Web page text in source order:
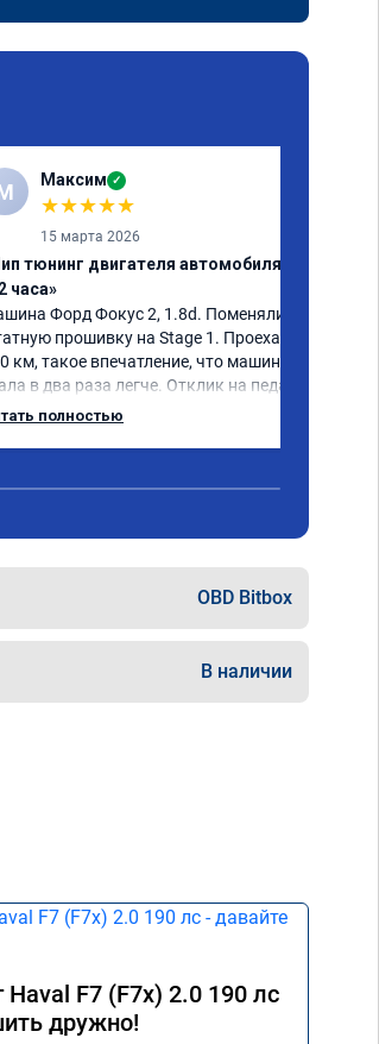
Максим ✓
★★★★★
15 марта 2026
тюнинг двигателя автомобиля за
часа»
Форд Фокус 2, 1.8d. Поменяли
прошивку на Stage 1. Проехал
км, такое впечатление, что машина
в два раза легче. Отклик на педаль
моментальный, при этом появилась
полностью
OBD Bitbox
В наличии
F7 (F7x) 2.0 190 лс
дружно!